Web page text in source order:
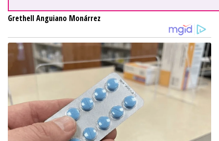
Grethell Anguiano Monárrez